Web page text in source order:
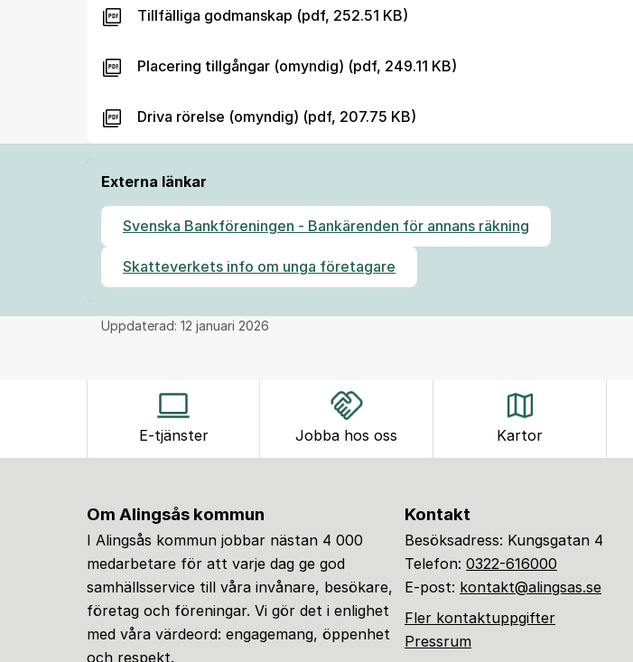
Tillfälliga godmanskap (pdf, 252.51 KB)
Placering tillgångar (omyndig) (pdf, 249.11 KB)
Driva rörelse (omyndig) (pdf, 207.75 KB)
Externa länkar
Svenska Bankföreningen - Bankärenden för annans räkning
Skatteverkets info om unga företagare
Uppdaterad: 12 januari 2026
E-tjänster Jobba hos oss Kartor
Om Alingsås kommun
I Alingsås kommun jobbar nästan 4 000
medarbetare för att varje dag ge god
samhällsservice till våra invånare, besökare,
företag och föreningar. Vi gör det i enlighet
med våra värdeord: engagemang, öppenhet
och respekt.
Kontakt
Besöksadress: Kungsgatan 4
Telefon: 0322-616000
E-post: kontakt@alingsas.se
Fler kontaktuppgifter
Pressrum